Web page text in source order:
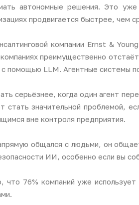
автономные решения. Это
продвигается быстрее, чем
компании Ernst &
преимущественно
с помощью LLM. Агентные системы
серьёзнее, когда один агент
стать значительной проблемой,
вне контроля предприятия.
общался с людьми, он
ИИ, особенно если вы
что 76% компаний уже